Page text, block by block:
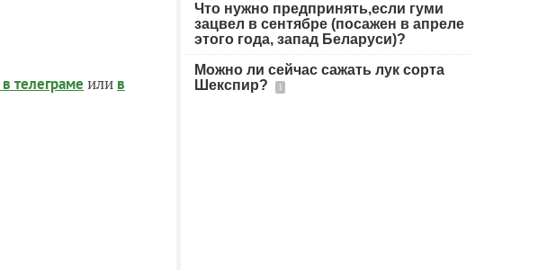
в телеграме или в
Что нужно предпринять,если гуми
зацвел в сентябре (посажен в апреле
этого года, запад Беларуси)?
Можно ли сейчас сажать лук сорта
Шекспир?
1